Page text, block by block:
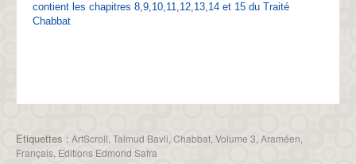
contient les chapitres 8,9,10,11,12,13,14 et 15 du Traité
Chabbat
Etiquettes : ArtScroll, Talmud Bavli, Chabbat, Volume 3, Araméen,
Français, Editions Edmond Safra